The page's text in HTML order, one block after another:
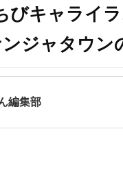
びキャライ
ジャタウン
編集部